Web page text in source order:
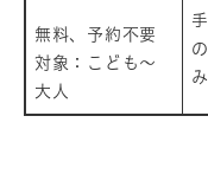
無料、予約不要
対象：こども～
大人